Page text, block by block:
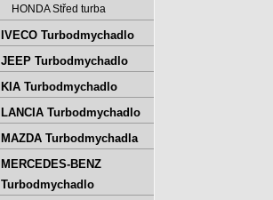
HONDA Střed turba
IVECO Turbodmychadlo
JEEP Turbodmychadlo
KIA Turbodmychadlo
LANCIA Turbodmychadlo
MAZDA Turbodmychadla
MERCEDES-BENZ
Turbodmychadlo